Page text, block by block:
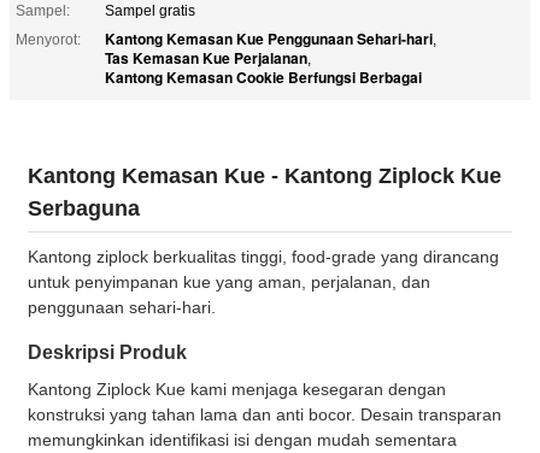
Sampel:
Sampel gratis
Menyorot:
Kantong Kemasan Kue Penggunaan Sehari-hari,
Tas Kemasan Kue Perjalanan,
Kantong Kemasan Cookie Berfungsi Berbagai
Kantong Kemasan Kue - Kantong Ziplock Kue
Serbaguna
Kantong ziplock berkualitas tinggi, food-grade yang dirancang
untuk penyimpanan kue yang aman, perjalanan, dan
penggunaan sehari-hari.
Deskripsi Produk
Kantong Ziplock Kue kami menjaga kesegaran dengan
konstruksi yang tahan lama dan anti bocor. Desain transparan
memungkinkan identifikasi isi dengan mudah sementara